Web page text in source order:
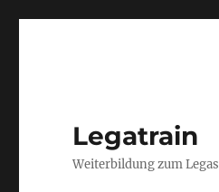
Legatrain
Weiterbildung zum